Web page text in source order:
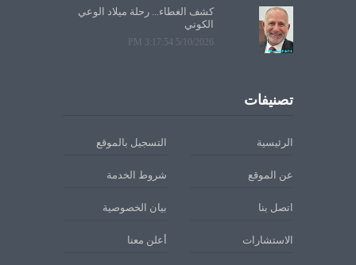
كشف الغطاء... رحلة ميلاد الوعي
الكوني
5/10/2026 3:17:54 PM
تصنيفات
الرئيسية التسجيل بالموقع
عن الموقع شروط الخدمة
اتصل بنا بيان الخصوصية
الاستشارات أعلن معنا